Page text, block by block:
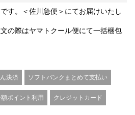
す。＜佐川急便＞にてお届けいたし
の際はヤマトクール便にて一括梱包
決済 ソフトバンクまとめて支払い
ポイント利用 クレジットカード